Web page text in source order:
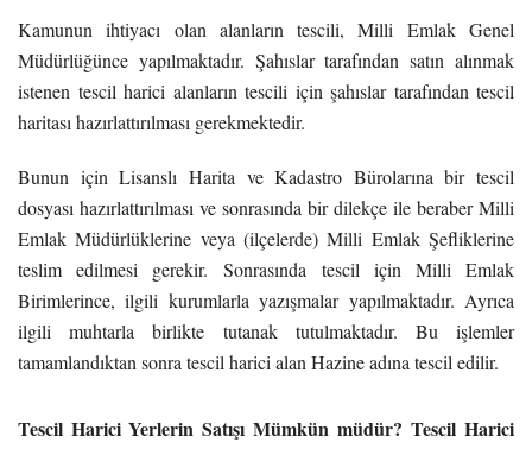
Kamunun ihtiyacı olan alanların tescili, Milli Emlak Genel
Müdürlüğünce yapılmaktadır. Şahıslar tarafından satın alınmak
istenen tescil harici alanların tescili için şahıslar tarafından tescil
haritası hazırlattırılması gerekmektedir.
Bunun için Lisanslı Harita ve Kadastro Bürolarına bir tescil
dosyası hazırlattırılması ve sonrasında bir dilekçe ile beraber Milli
Emlak Müdürlüklerine veya (ilçelerde) Milli Emlak Şefliklerine
teslim edilmesi gerekir.Sonrasında tescil için Milli Emlak
Birimlerince, ilgili kurumlarla yazışmalar yapılmaktadır. Ayrıca
ilgili muhtarla birlikte tutanak tutulmaktadır. Bu işlemler
tamamlandıktan sonra tescil harici alan Hazine adına tescil edilir.
Tescil Harici Yerlerin Satışı Mümkün müdür? Tescil Harici